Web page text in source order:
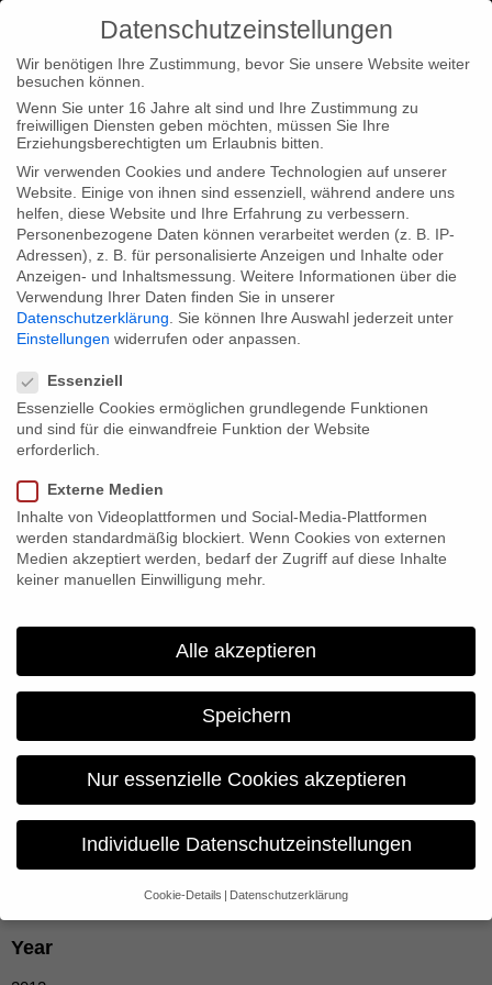
EIGHT RWANDAN CHILDREN LEAVE THEIR FAMILIES
BEHIND TO EMBARK ON A LIFE-OR-DEATH JOURNEY
HEARTS RAVAGED BY A TREATABLE DISEASE FROM
CHILDHOOD STREP THROAT, THE KIDS HAVE ONLY
MONTHS TO LIVE.
Year
Datenschutzeinstellungen
Wir benötigen Ihre Zustimmung, bevor Sie unsere Website weiter
besuchen können.
Wenn Sie unter 16 Jahre alt sind und Ihre Zustimmung zu
freiwilligen Diensten geben möchten, müssen Sie Ihre
Erziehungsberechtigten um Erlaubnis bitten.
Wir verwenden Cookies und andere Technologien auf unserer
Website. Einige von ihnen sind essenziell, während andere uns
helfen, diese Website und Ihre Erfahrung zu verbessern.
Personenbezogene Daten können verarbeitet werden (z. B. IP-
Adressen), z. B. für personalisierte Anzeigen und Inhalte oder
Anzeigen- und Inhaltsmessung. Weitere Informationen über die
Verwendung Ihrer Daten finden Sie in unserer
Datenschutzerklärung
Sie können Ihre Auswahl jederzeit unter
Einstellungen widerrufen oder anpassen.
Essenziell
Essenzielle Cookies ermöglichen grundlegende Funktionen
und sind für die einwandfreie Funktion der Website
erforderlich.
Externe Medien
Inhalte von Videoplattformen und Social-Media-Plattformen
werden standardmäßig blockiert. Wenn Cookies von externen
Medien akzeptiert werden, bedarf der Zugriff auf diese Inhalte
keiner manuellen Einwilligung mehr.
Alle akzeptieren
Speichern
Nur essenzielle Cookies akzeptieren
Individuelle Datenschutzeinstellungen
Cookie-Details Datenschutzerklärung
Datenschutzeinstellungen
Wenn Sie unter 16 Jahre alt sind und Ihre Zustimmung zu